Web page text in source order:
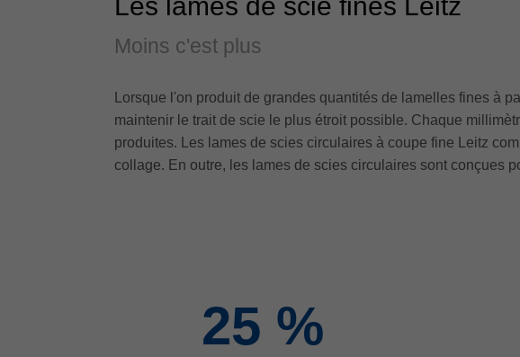
Moins c'est plus
Lorsque l'on produit de grandes quantités de lamelles fines à
maintenir le trait de scie le plus étroit possible. Chaque
produites. Les lames de scies circulaires à coupe fine Leitz
collage. En outre, les lames de scies circulaires sont conçues
25 %